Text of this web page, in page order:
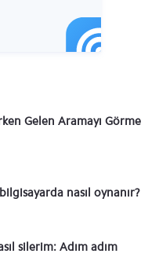
Gelen Aramayı Görme
nasıl oynanır?
silerim: Adım adım